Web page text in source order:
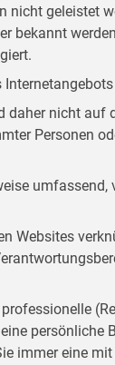
nicht geleistet
bekannt
daher nicht auf
Personen
umfassend,
Websites
persönliche
immer eine